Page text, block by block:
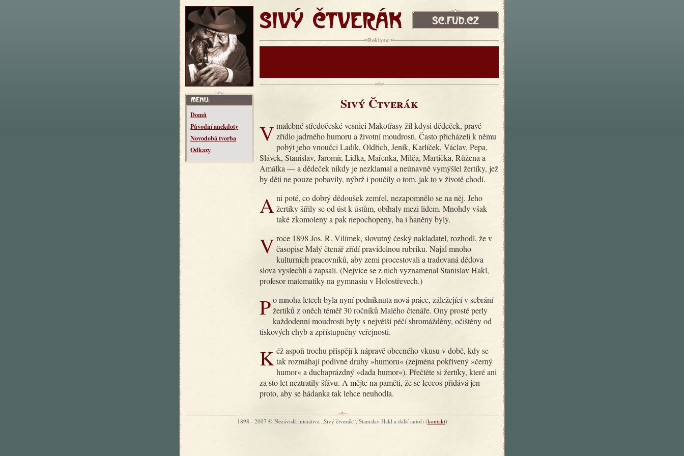
SIVÝ ČTVERÁK sc.fud.cz
Reklama:
Domů
Původní anekdoty
Novodobá tvorba
Odkazy
Sivý Čtverák
V malebné středočeské vesnici Makotřasy žil kdysi dědeček, pravé zřídlo jadrného humoru a životní moudrosti. Často přicházeli k němu
pobýt jeho vnoučci Ladík, Oldřich, Jeník, Karlíček, Václav, Pepa,
Slávek, Stanislav, Jaromír, Lidka, Mařenka, Milča, Martička, Růžena a
Amálka — a dědeček nikdy je nezklamal a neúnavně vymýšlel žertíky, jež
by děti ne pouze pobavily, nýbrž i poučily o tom, jak to v životě chodí.
Ani poté, co dobrý dědoušek zemřel, nezapomnělo se na něj. Jehožertíky šířily se od úst k ústům, obíhaly mezi lidem. Mnohdy však
také zkomoleny a pak nepochopeny, ba i haněny byly.
V roce 1898 Jos. R. Vilímek, slovutný český nakladatel, rozhodl, že v časopise Malý čtenář zřídí pravidelnou rubriku. Najal mnoho
kulturních pracovníků, aby zemi procestovali a tradovaná dědova
slova vyslechli a zapsali. (Nejvíce se z nich vyznamenal Stanislav Hakl,
profesor matematiky na gymnasiu v Holostřevech.)
Po mnoha letech byla nyní podniknuta nová práce, záležející v sebránížertíků z oněch téměř 30 ročníků Malého čtenáře. Ony prosté perly
každodenní moudrosti byly s největší péčí shromážděny, očištěny od
tiskových chyb a zpřístupněny veřejnosti.
Kéž aspoň trochu přispějí k nápravě obecného vkusu v době, kdy setak rozmáhají podivné druhy »humoru« (zejména pokřivený »černý
humor« a duchaprázdný »dada humor«). Přečtěte si žertíky, které ani
za sto let neztratily šťávu. A mějte na paměti, že se leccos přidává jen
proto, aby se hádanka tak lehce neuhodla.
1898 - 2007 © Nezávislá iniciativa „Sivý čtverák“, Stanislav Hakl a další autoři (kontakt)